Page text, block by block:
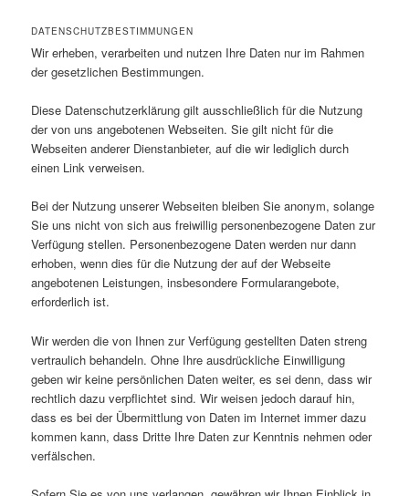
DATENSCHUTZBESTIMMUNGEN
Wir erheben, verarbeiten und nutzen Ihre Daten nur im Rahmen
der gesetzlichen Bestimmungen.
Diese Datenschutzerklärung gilt ausschließlich für die Nutzung
der von uns angebotenen Webseiten. Sie gilt nicht für die
Webseiten anderer Dienstanbieter, auf die wir lediglich durch
einen Link verweisen.
Bei der Nutzung unserer Webseiten bleiben Sie anonym, solange
Sie uns nicht von sich aus freiwillig personenbezogene Daten zur
Verfügung stellen. Personenbezogene Daten werden nur dann
erhoben, wenn dies für die Nutzung der auf der Webseite
angebotenen Leistungen, insbesondere Formularangebote,
erforderlich ist.
Wir werden die von Ihnen zur Verfügung gestellten Daten streng
vertraulich behandeln. Ohne Ihre ausdrückliche Einwilligung
geben wir keine persönlichen Daten weiter, es sei denn, dass wir
rechtlich dazu verpflichtet sind. Wir weisen jedoch darauf hin,
dass es bei der Übermittlung von Daten im Internet immer dazu
kommen kann, dass Dritte Ihre Daten zur Kenntnis nehmen oder
verfälschen.